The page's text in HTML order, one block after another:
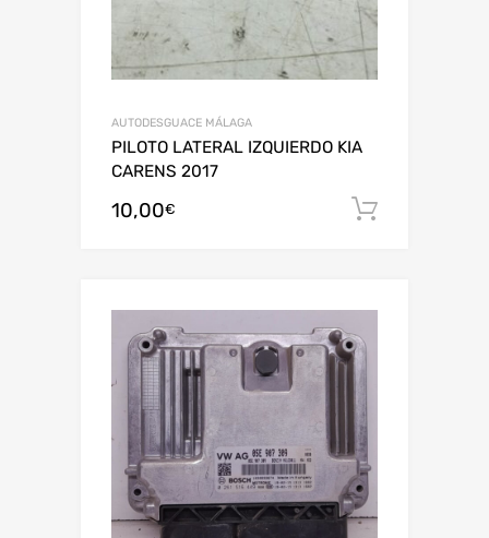
AUTODESGUACE MÁLAGA
PILOTO LATERAL IZQUIERDO KIA
CARENS 2017
10,00€